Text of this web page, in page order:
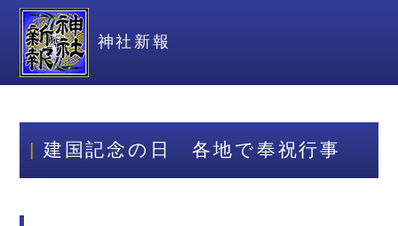
神社新報
建国記念の日 各地で奉祝行事